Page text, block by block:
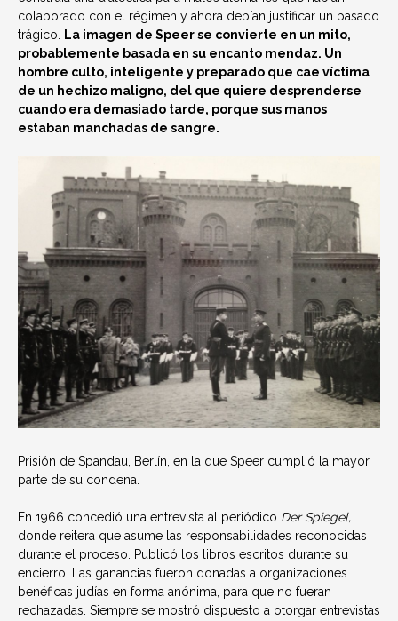
colaborado con el régimen y ahora debían justificar un pasado
trágico.
La imagen de Speer se convierte en un mito,
probablemente basada en su encanto mendaz. Un
hombre culto, inteligente y preparado que cae víctima
de un hechizo maligno, del que quiere desprenderse
cuando era demasiado tarde, porque sus manos
estaban manchadas de sangre.
Prisión de Spandau, Berlín, en la que Speer cumplió la mayor
parte de su condena.
En 1966 concedió una entrevista al periódico Der Spiegel,
donde reitera que asume las responsabilidades reconocidas
durante el proceso. Publicó los libros escritos durante su
encierro. Las ganancias fueron donadas a organizaciones
benéficas judías en forma anónima, para que no fueran
rechazadas. Siempre se mostró dispuesto a otorgar entrevistas